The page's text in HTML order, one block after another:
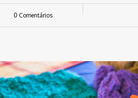
0 Comentários